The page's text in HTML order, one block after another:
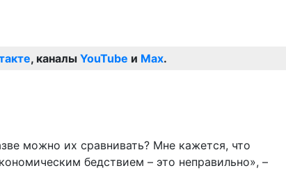
, каналы YouTube и Max.
можно их сравнивать? Мне кажется, что
бедствием – это неправильно», –